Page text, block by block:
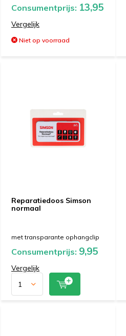
Consumentprijs: 13,95
Vergelijk
Niet op voorraad
Reparatiedoos Simson
normaal
met transparante ophangclip
Consumentprijs: 9,95
Vergelijk